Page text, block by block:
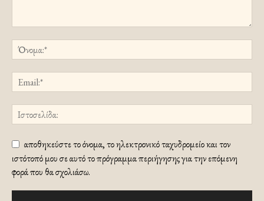
αποθηκεύστε το όνομα, το ηλεκτρονικό ταχυδρομείο και τον
ιστότοπό μου σε αυτό το πρόγραμμα περιήγησης για την επόμενη
φορά που θα σχολιάσω.